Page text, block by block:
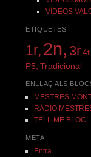
VIDEOS
ETIQUETES
1r,2n, 3r 4t,
P5, Tradicional
ENLLAÇ ALS
MESTRES
RÀDIO
TELL ME BLOC
META
Entra